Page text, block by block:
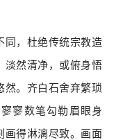
同，杜绝传统宗教造
淡然清净，或俯身悟
然。齐白石舍弃繁琐
寥数笔勾勒眉眼身
画得淋漓尽致。画面